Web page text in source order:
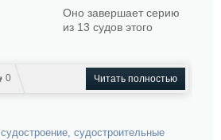
Оно завершает серию
из 13 судов этого
0 Читать полностью
судостроение, судостроительные